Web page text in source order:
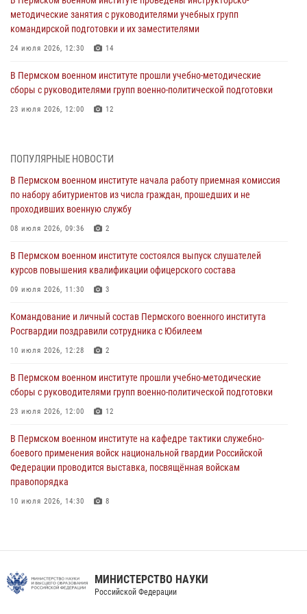
методические занятия с руководителями учебных групп
командирской подготовки и их заместителями
24 июля 2026, 12:30 14
В Пермском военном институте прошли учебно-методические
сборы с руководителями групп военно-политической подготовки
23 июля 2026, 12:00 12
Федерации проводится выставка, посвящённая войскам
правопорядка
10 июля 2026, 14:30 8
Командование и личный состав Пермского военного института
10 июля 2026, 12:28 2
В Пермском военном институте состоялся выпуск слушателей
09 июля 2026, 11:30 3
В Пермском военном институте начала работу приемная комиссия
проходивших военную службу
08 июля 2026, 09:36 2
чемпионате войск национальной гвардии Российской Федерации по
боксу
07 июля 2026, 10:30 4
ПОПУЛЯРНЫЕ НОВОСТИ
В Пермском военном институте начала работу приемная комиссия
по набору абитуриентов из числа граждан, прошедших и не
проходивших военную службу
08 июля 2026, 09:36 2
В Пермском военном институте состоялся выпуск слушателей
курсов повышения квалификации офицерского состава
09 июля 2026, 11:30 3
Командование и личный состав Пермского военного института
Росгвардии поздравили сотрудника с Юбилеем
10 июля 2026, 12:28 2
В Пермском военном институте прошли учебно-методические
сборы с руководителями групп военно-политической подготовки
23 июля 2026, 12:00 12
В Пермском военном институте на кафедре тактики служебно-
боевого применения войск национальной гвардии Российской
Федерации проводится выставка, посвящённая войскам
правопорядка
10 июля 2026, 14:30 8
24 июля 2026, 12:30 14
МИНИСТЕРСТВО НАУКИ
Российской Федерации